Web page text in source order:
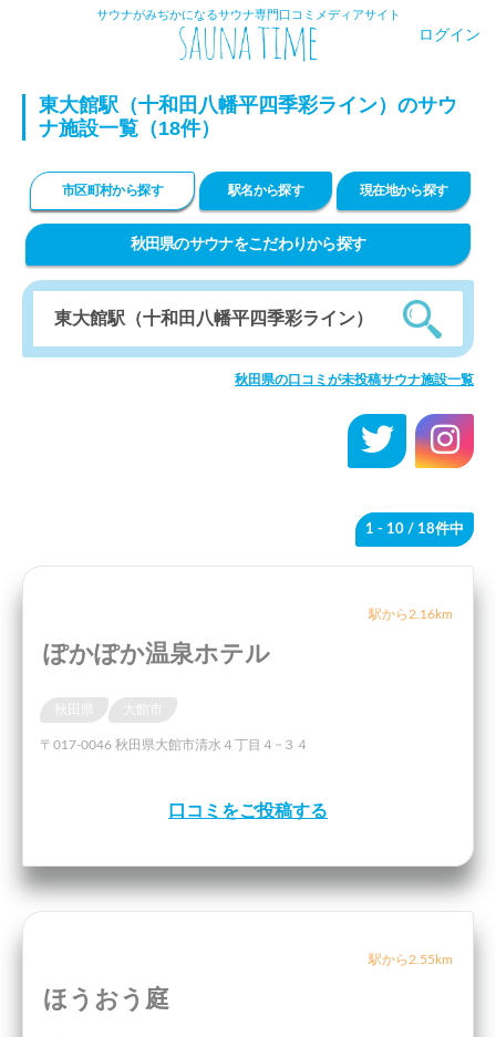
サウナがみぢかになるサウナ専門口コミメディアサイト
ログイン
東大館駅（十和田八幡平四季彩ライン）のサウ
ナ施設一覧（18件）
市区町村から探す 駅名から探す 現在地から探す
秋田県のサウナをこだわりから探す
秋田県の口コミが未投稿サウナ施設一覧
1 - 10 / 18件中
駅から2.16km
ぽかぽか温泉ホテル
〒017-0046 秋田県大館市清水４丁目４−３４
口コミをご投稿する
駅から2.55km
ほうおう庭